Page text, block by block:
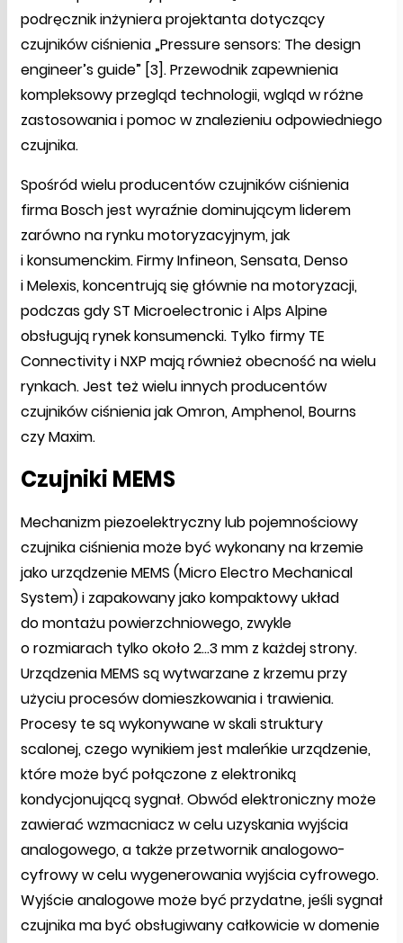
podręcznik inżyniera projektanta dotyczący
czujników ciśnienia „Pressure sensors: The design
engineer’s guide” [3]. Przewodnik zapewnienia
kompleksowy przegląd technologii, wgląd w różne
zastosowania i pomoc w znalezieniu odpowiedniego
czujnika.
Spośród wielu producentów czujników ciśnienia
firma Bosch jest wyraźnie dominującym liderem
zarówno na rynku motoryzacyjnym, jak
i konsumenckim. Firmy Infineon, Sensata, Denso
i Melexis, koncentrują się głównie na motoryzacji,
podczas gdy ST Microelectronic i Alps Alpine
obsługują rynek konsumencki. Tylko firmy TE
Connectivity i NXP mają również obecność na wielu
rynkach. Jest też wielu innych producentów
czujników ciśnienia jak Omron, Amphenol, Bourns
czy Maxim.
Czujniki MEMS
Mechanizm piezoelektryczny lub pojemnościowy
czujnika ciśnienia może być wykonany na krzemie
jako urządzenie MEMS (Micro Electro Mechanical
System) i zapakowany jako kompaktowy układ
do montażu powierzchniowego, zwykle
o rozmiarach tylko około 2...3 mm z każdej strony.
Urządzenia MEMS są wytwarzane z krzemu przy
użyciu procesów domieszkowania i trawienia.
Procesy te są wykonywane w skali struktury
scalonej, czego wynikiem jest maleńkie urządzenie,
które może być połączone z elektroniką
kondycjonującą sygnał. Obwód elektroniczny może
zawierać wzmacniacz w celu uzyskania wyjścia
analogowego, a także przetwornik analogowo-
cyfrowy w celu wygenerowania wyjścia cyfrowego.
Wyjście analogowe może być przydatne, jeśli sygnał
czujnika ma być obsługiwany całkowicie w domenie